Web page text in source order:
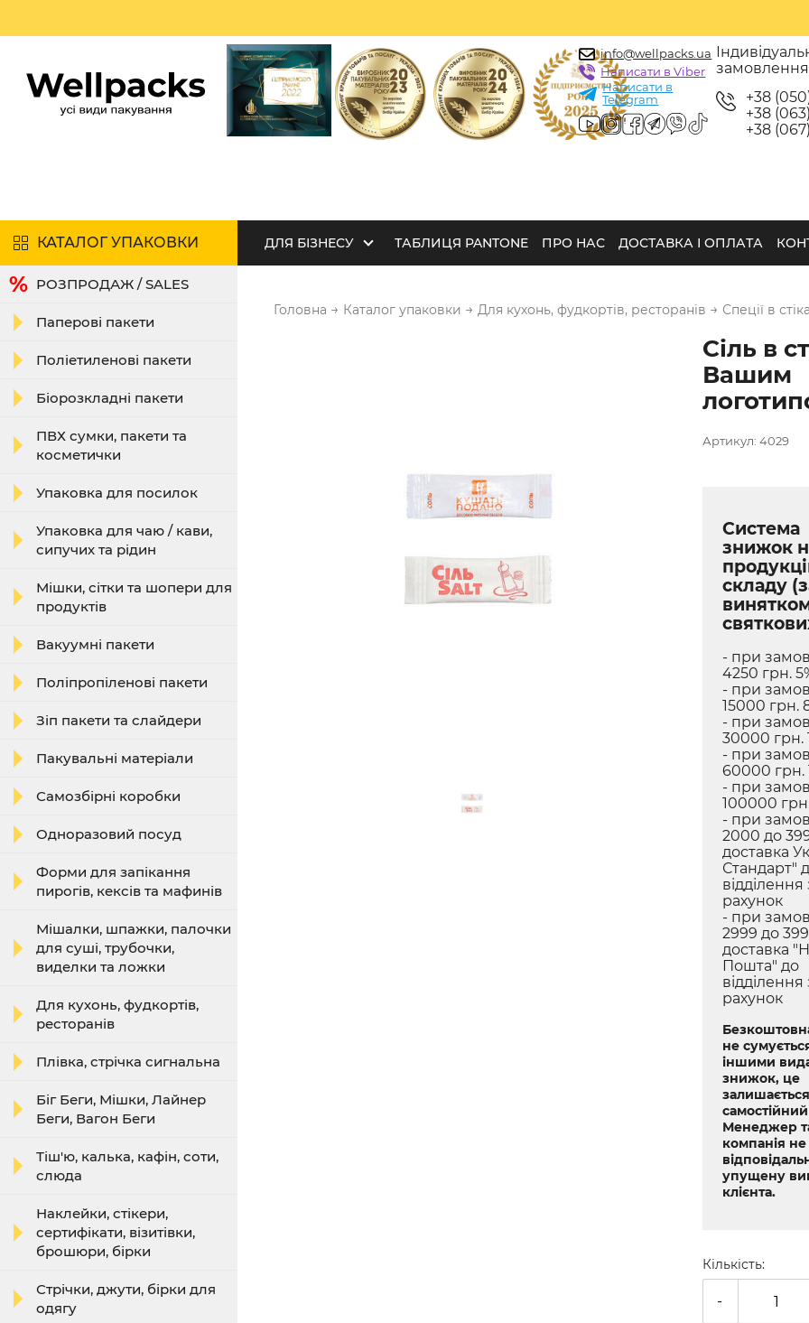
info@wellpacks.ua
Написати в Viber
Написати в
Telegram
замовлення
+38
+38
+38
КАТАЛОГ УПАКОВКИ ДЛЯ БІЗНЕСУ ТАБЛИЦЯ PANTONE ПРО НАС ДОСТАВКА І ОПЛАТА
РОЗПРОДАЖ / SALES
Паперові пакети
Поліетиленові пакети
Біорозкладні пакети
ПВХ сумки, пакети та
косметички
Упаковка для посилок
Упаковка для чаю / кави,
сипучих та рідин
Мішки, сітки та шопери для
продуктів
Вакуумні пакети
Поліпропіленові пакети
Зіп пакети та слайдери
Пакувальні матеріали
Самозбірні коробки
Одноразовий посуд
Форми для запікання
пирогів, кексів та мафинів
Мішалки, шпажки, палочки
для суші, трубочки,
виделки та ложки
Для кухонь, фудкортів,
ресторанів
Плівка, стрічка сигнальна
Біг Беги, Мішки, Лайнер
Беги, Вагон Беги
Тіш'ю, калька, кафін, соти,
слюда
Наклейки, стікери,
сертифікати, візитівки,
брошюри, бірки
Стрічки, джути, бірки для
одягу
Головна → Каталог упаковки → Для кухонь, фудкортів, ресторанів → Спеції в
Сіль в
Вашим
Артикул: 4029
Система
знижок
складу
- при
4250 грн.
- при
15000 грн.
- при
30000 грн.
- при
60000 грн.
- при
100000
- при
2000 до
доставка
Стандарт"
рахунок
- при
2999 до
доставка
Пошта" до
рахунок
не
іншими
знижок, це
Менеджер
компанія не
упущену
клієнта.
Кількість:
-